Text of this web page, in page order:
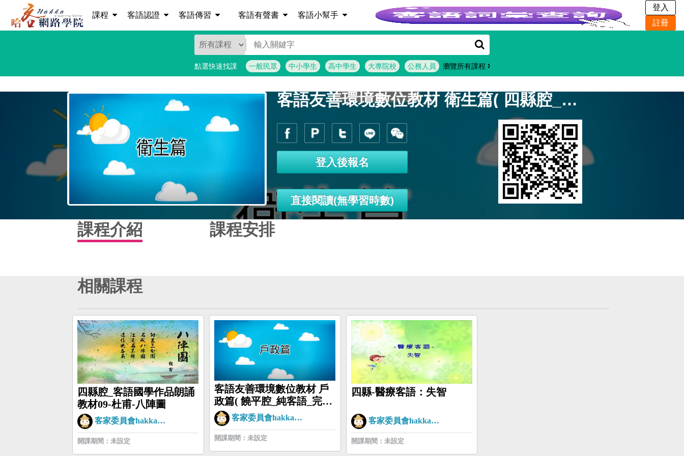
課程 客語認證 客語傳習 客語有聲書 客語小幫手
客語詞彙查詢
點選快速找課 一般民眾 中小學生 高中學生 大專院校 公務人員 瀏覽所有課程
客語友善環境數位教材 衛生篇( 四縣腔_純客語_完整版 )
登入後報名
直接閱讀(無學習時數)
課程介紹 課程安排
相關課程
四縣腔_客語國學作品朗誦
教材09-杜甫-八陣圖
客家委員會hakkaman
開課期間：未設定
客語友善環境數位教材 戶
政篇( 饒平腔_純客語_完整
版)
客家委員會hakkaman
開課期間：未設定
四縣-醫療客語：失智
客家委員會hakkaman
開課期間：未設定